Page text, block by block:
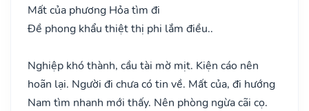
Mất của phương Hỏa tìm đi
Đề phong khẩu thiệt thị phi lắm điều..
Nghiệp khó thành, cầu tài mờ mịt. Kiện cáo nên
hoãn lại. Người đi chưa có tin về. Mất của, đi hướng
Nam tìm nhanh mới thấy. Nên phòng ngừa cãi cọ.